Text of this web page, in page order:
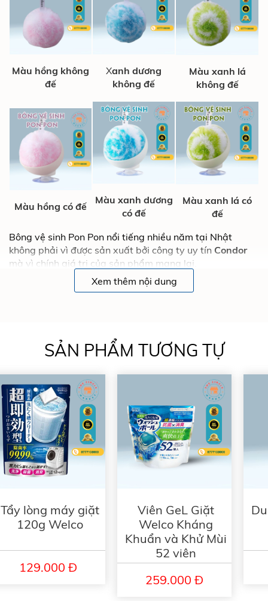
Màu hồng không
đế
Xanh dương
không đế
Màu xanh lá
không đế
Màu hồng có đế
Màu xanh dương
có đế
Màu xanh lá có
đế
Bông vệ sinh Pon Pon nổi tiếng nhiều năm tại Nhật
không phải vì được sản xuất bởi công ty uy tín Condor
mà vì chính giá trị của sản phẩm mang lại.
Bạn có thể đã từng sử dụng nhiều loại dụng cụ vệ sinh
nhà tắm giá rẻ khác và có thể đặt câu hỏi
khi chưa trãi nghiệm sản phẩm.
Thông thường bạn cọ rửa và vệ sinh tường nhà tắm,
lavabo, chậu rửa, vòi rửa mặt, vòi tắm, bồn tắm, ... định
kỳ hàng tuần, thậm chí những nơi như "tường nhà vệ
sinh: cả vài tháng không được lau chùi. Khi bạn đang sử
dụng nhà tắm, vô tình nhìn thấy một vết dơ và cũng nghĩ
Xem thêm nội dung
SẢN PHẨM TƯƠNG TỰ
Tẩy lòng máy giặt
120g Welco
129.000 Đ
Viên GeL Giặt
Welco Kháng
Khuẩn và Khử Mùi
52 viên
259.000 Đ